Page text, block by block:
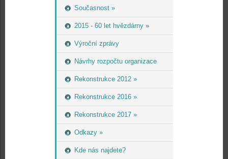
Současnost »
2015 - 60 let hvězdárny »
Výroční zprávy
Návrhy rozpočtu organizace
Rekonstrukce 2012 »
Rekonstrukce 2016 »
Rekonstrukce 2017 »
Odkazy »
Kde nás najdete?